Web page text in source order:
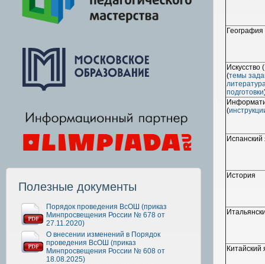
Полезные документы
Порядок проведения ВсОШ (приказ
Минпросвещения России № 678 от
27.11.2020)
О внесении изменений в Порядок
проведения ВсОШ (приказ
Минпросвещения России № 608 от
18.08.2025)
География
Искусство
(темы
подготовки
(
Испанский
История
Китайский